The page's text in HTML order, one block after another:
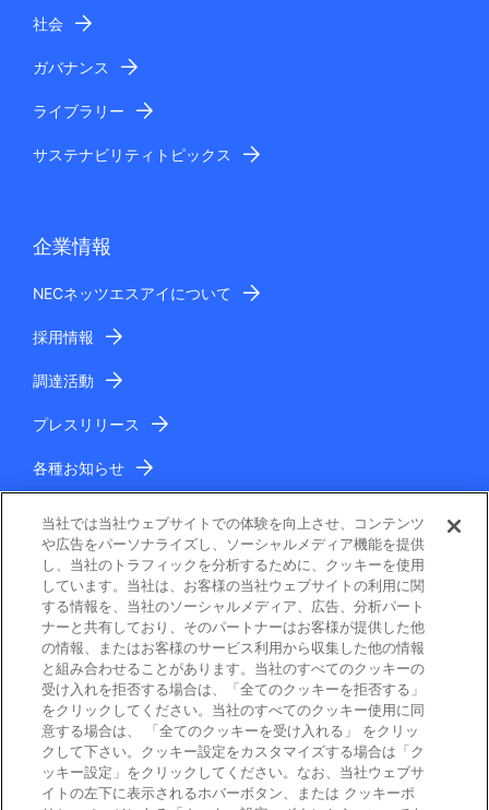
社会
ガバナンス
ライブラリー
サステナビリティトピックス
企業情報
NECネッツエスアイについて
採用情報
調達活動
プレスリリース
各種お知らせ
電子公告
ご利用条件
個人情報保護
当社では当社ウェブサイトでの体験を向上させ、コンテンツ
や広告をパーソナライズし、ソーシャルメディア機能を提供
し、当社のトラフィックを分析するために、クッキーを使用
しています。当社は、お客様の当社ウェブサイトの利用に関
する情報を、当社のソーシャルメディア、広告、分析パート
ナーと共有しており、そのパートナーはお客様が提供した他
の情報、またはお客様のサービス利用から収集した他の情報
と組み合わせることがあります。当社のすべてのクッキーの
受け入れを拒否する場合は、「全てのクッキーを拒否する」
をクリックしてください。当社のすべてのクッキー使用に同
意する場合は、 「全てのクッキーを受け入れる」 をクリッ
クして下さい。クッキー設定をカスタマイズする場合は「ク
ッキー設定」をクリックしてください。なお、当社ウェブサ
イトの左下に表示されるホバーボタン、または クッキーポ